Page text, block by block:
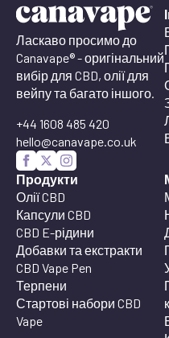
Ласкаво просимо до
Canavape® - оригінальний
вибір для CBD, олії для
вейпу та багато іншого.
+44 1608 485 420
hello@canavape.co.uk
Продукти
Олії CBD
Капсули CBD
CBD E-рідини
Добавки та екстракти
CBD Vape Pen
Терпени
Стартові набори CBD
Vape